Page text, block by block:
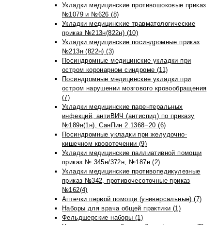
Укладки медицинские противошоковые приказ
№1079 и №626 (8)
Укладки медицинские травматологические
приказ №213н(822н) (10)
Укладки медицинские посиндромные приказ
№213н (822н) (3)
Посиндромные медицинские укладки при
остром коронарном синдроме (11)
Посиндромные медицинские укладки при
остром нарушении мозгового кровообращения
(7)
Укладки медицинские парентеральных
инфекций, антиВИЧ (антиспид) по приказу
№189н(1н), СанПин 2.1368−20 (6)
Посиндромные укладки при желудочно-
кишечном кровотечении (9)
Укладки медицинские паллиативной помощи
приказ № 345н/372н, №187н (2)
Укладки медицинские противопедикулезные
приказ №342, противочесоточные приказ
№162(4)
Аптечки первой помощи (универсальные) (7)
Наборы для врача общей практики (1)
Фельдшерские наборы (1)